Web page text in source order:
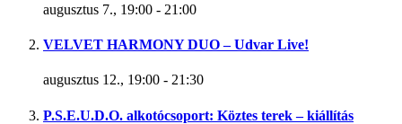
augusztus 7., 19:00 - 21:00
VELVET HARMONY DUO – Udvar Live!
augusztus 12., 19:00 - 21:30
P.S.E.U.D.O. alkotócsoport: Köztes terek – kiállítás